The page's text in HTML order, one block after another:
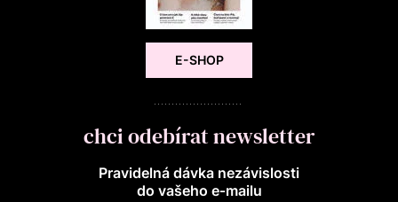
E-SHOP
chci odebírat newsletter
Pravidelná dávka nezávislosti
do vašeho e‑mailu